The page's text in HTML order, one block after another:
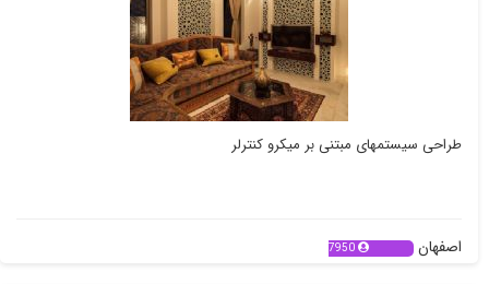
طراحی سیستمهای مبتنی بر میکرو کنترلر
اصفهان 7950